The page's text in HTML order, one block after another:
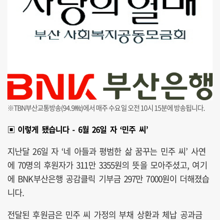
※TBN부산교통방송(94.9㎒)에서 매주 수요일 오전 10시 15분에 방송됩니다.
▣ 이렇게 됐습니다 - 6월 26일 자 ‘민주 씨’
지난달 26일 자 ‘네 아들과 평범한 삶 꿈꾸는 민주 씨’ 사연
에 70명의 후원자가 311만 3355원의 뜻을 모아주셨고, 여기
에 BNK부산은행 공감클릭 기부금 297만 7000원이 더해졌습
니다.
전달된 후원금은 민주 씨 가정의 부채 상환과 체납 공과금